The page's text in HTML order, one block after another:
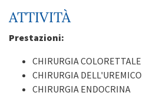
ATTIVITÀ
Prestazioni:
CHIRURGIA COLORETTALE
CHIRURGIA DELL'UREMICO
CHIRURGIA ENDOCRINA